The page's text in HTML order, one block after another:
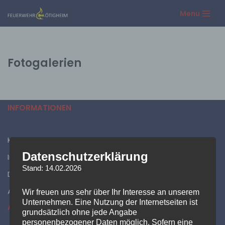
Zum
Menu
Fotogalerien
INFORMATIONEN
Kontakt
Impressum
Datenschutzerklärung
Administration
AKTUELLES
Datenschutzerklärung
Stand: 14.02.2026
Wir freuen uns sehr über Ihr Interesse an unserem
Unternehmen. Eine Nutzung der Internetseiten ist
grundsätzlich ohne jede Angabe
personenbezogener Daten möglich. Sofern eine